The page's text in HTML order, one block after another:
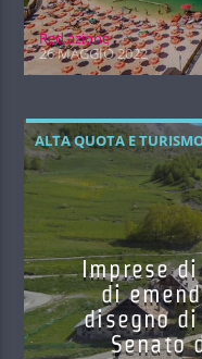
Red.azione
26 MAGGIO 2022
ALTA QUOTA E
Imprese
di
disegno
Senato